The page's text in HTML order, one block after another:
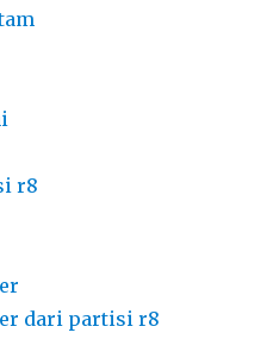
r8
dari partisi r8